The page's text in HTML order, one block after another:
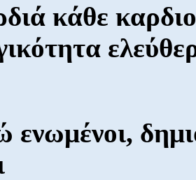
κάθε
ενωμένοι,